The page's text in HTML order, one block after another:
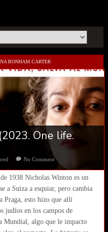
BONHAM CARTER
One life.
No Comment
1938 Nicholas Winton es un
a Suiza a esquiar, pero cambia
Praga, esto hizo que allí
judíos en los campos de
Mundial, algo que le impacto